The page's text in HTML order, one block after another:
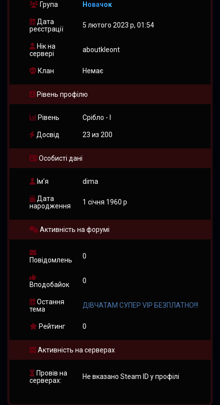
Група Новачок
Дата
реєстрації
5 лютого 2023 р, 01:54
Нік на
сервері
aboutkleont
Клан Немає
Рівень профілю
Рівень Срібло - I
Досвід 23 из 200
Особисті дані
Ім'я dima
Дата
народження
1 січня 1960 р
Активність на форумі
Повідомлень 0
Вподобайок 0
Остання
тема
ДІВЧАТАМ СУПЕР VIP БЕЗПЛАТНО!!!
Рейтинг 0
Активність на серверах
Провів на
серверах:
Не вказано Steam ID у профілі